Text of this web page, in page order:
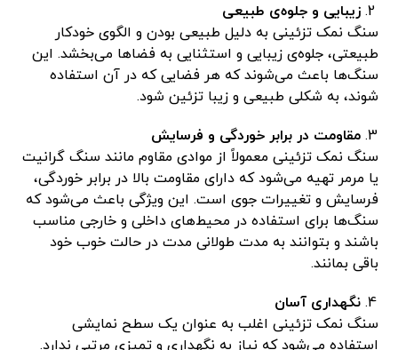
زیبایی و جلوه‌ی طبیعی
سنگ نمک تزئینی به دلیل طبیعی بودن و الگوی خودکار
طبیعتی، جلوه‌ی زیبایی و استثنایی به فضاها می‌بخشد. این
سنگ‌ها باعث می‌شوند که هر فضایی که در آن استفاده
شوند، به شکلی طبیعی و زیبا تزئین شود.
مقاومت در برابر خوردگی و فرسایش
سنگ نمک تزئینی معمولاً از موادی مقاوم مانند سنگ گرانیت
یا مرمر تهیه می‌شود که دارای مقاومت بالا در برابر خوردگی،
فرسایش و تغییرات جوی است. این ویژگی باعث می‌شود که
سنگ‌ها برای استفاده در محیط‌های داخلی و خارجی مناسب
باشند و بتوانند به مدت طولانی مدت در حالت خوب خود
باقی بمانند.
نگهداری آسان
سنگ نمک تزئینی اغلب به عنوان یک سطح نمایشی
استفاده می‌شود که نیاز به نگهداری و تمیزی مرتبی ندارد.